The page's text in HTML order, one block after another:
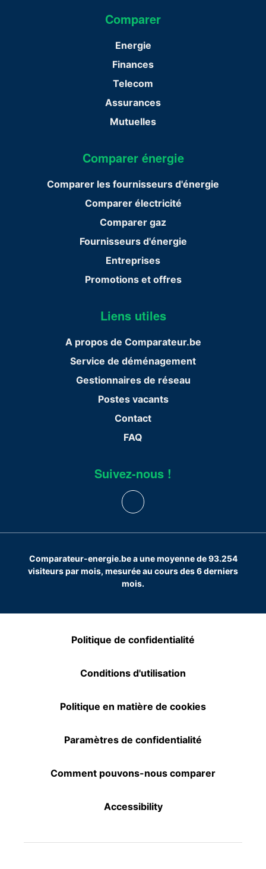
Comparer
Energie
Finances
Telecom
Assurances
Mutuelles
Comparer énergie
Comparer les fournisseurs d'énergie
Comparer électricité
Comparer gaz
Fournisseurs d'énergie
Entreprises
Promotions et offres
Liens utiles
A propos de Comparateur.be
Service de déménagement
Gestionnaires de réseau
Postes vacants
Contact
FAQ
Suivez-nous !
Comparateur-energie.be a une moyenne de 93.254
visiteurs par mois, mesurée au cours des 6 derniers
mois.
Politique de confidentialité
Conditions d'utilisation
Politique en matière de cookies
Paramètres de confidentialité
Comment pouvons-nous comparer
Accessibility